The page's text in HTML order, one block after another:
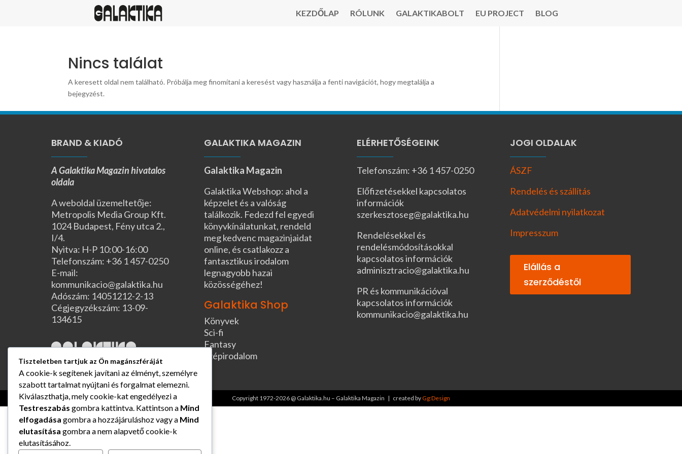
KEZDŐLAP RÓLUNK GALAKTIKABOLT EU PROJECT BLOG
Nincs találat
A keresett oldal nem található. Próbálja meg finomítani a keresést vagy használja a fenti navigációt, hogy megtalálja a
bejegyzést.
BRAND & KIADÓ
A Galaktika Magazin hivatalos
oldala
A weboldal üzemeltetője:
Metropolis Media Group Kft.
1024 Budapest, Fény utca 2.,
I/4.
Nyitva: H-P 10:00-16:00
Telefonszám: +36 1 457-0250
E-mail:
kommunikacio@galaktika.hu
Adószám: 14051212-2-13
Cégjegyzékszám: 13-09-
134615
GALAKTIKA MAGAZIN
Galaktika Magazin
Galaktika Webshop: ahol a
képzelet és a valóság
találkozik. Fedezd fel egyedi
könyvkínálatunkat, rendeld
meg kedvenc magazinjaidat
online, és csatlakozz a
fantasztikus irodalom
legnagyobb hazai
közösségéhez!
Galaktika Shop
Könyvek
Sci-fi
Fantasy
Szépirodalom
ELÉRHETŐSÉGEINK
Telefonszám: +36 1 457-0250
Előfizetésekkel kapcsolatos
információk
szerkesztoseg@galaktika.hu
Rendelésekkel és
rendelésmódosításokkal
kapcsolatos információk
adminisztracio@galaktika.hu
PR és kommunikációval
kapcsolatos információk
kommunikacio@galaktika.hu
JOGI OLDALAK
ÁSZF
Rendelés és szállítás
Adatvédelmi nyilatkozat
Impresszum
Elállás a
szerződéstől
Copyright 1972-2026 @ Galaktika.hu – Galaktika Magazin | created byGg:Design
Tiszteletben tartjuk az Ön magánszféráját
A cookie-k segítenek javítani az élményt, személyre
szabott tartalmat nyújtani és forgalmat elemezni.
Kiválaszthatja, mely cookie-kat engedélyezi a
Testreszabás gombra kattintva. Kattintson a Mind
elfogadása gombra a hozzájáruláshoz vagy a Mind
elutasítása gombra a nem alapvető cookie-k
elutasításához.